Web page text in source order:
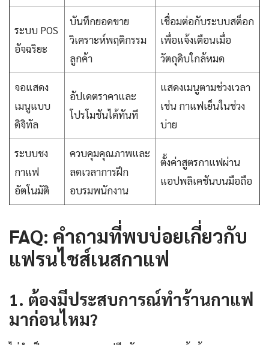
ระบบ POS
อัจฉริยะ
บันทึกยอดขาย
วิเคราะห์พฤติกรรม
ลูกค้า
เชื่อมต่อกับระบบสต็อก
เพื่อแจ้งเตือนเมื่อ
วัตถุดิบใกล้หมด
จอแสดง
เมนูแบบ
ดิจิทัล
อัปเดตราคาและ
โปรโมชันได้ทันที
แสดงเมนูตามช่วงเวลา
เช่น กาแฟเย็นในช่วง
บ่าย
ระบบชง
กาแฟ
อัตโนมัติ
ควบคุมคุณภาพและ
ลดเวลาการฝึก
อบรมพนักงาน
ตั้งค่าสูตรกาแฟผ่าน
แอปพลิเคชันบนมือถือ
FAQ: คำถามที่พบบ่อยเกี่ยวกับ
แฟรนไชส์เนสกาแฟ
1. ต้องมีประสบการณ์ทำร้านกาแฟ
มาก่อนไหม?